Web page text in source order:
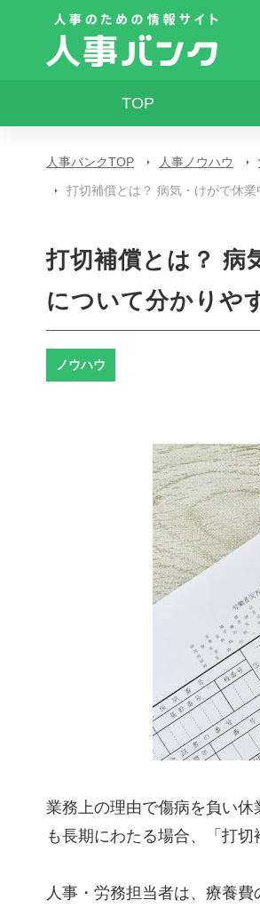
TOP
人事バンクTOP 人事ノウハウ
打切補償とは？ 病気・けがで休
打切補償とは？ 病
について分かりや
ノウハウ
業務上の理由で傷病を負い
も長期にわたる場合、「打切
人事・労務担当者は、療養